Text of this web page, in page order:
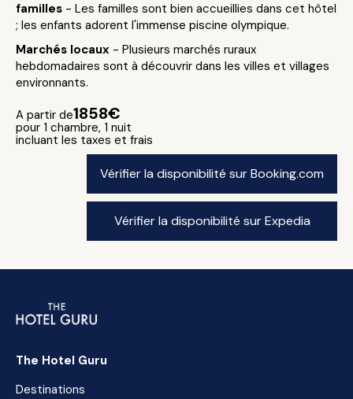
familles - Les familles sont bien accueillies dans cet hôtel
; les enfants adorent l'immense piscine olympique.
Marchés locaux - Plusieurs marchés ruraux
hebdomadaires sont à découvrir dans les villes et villages
environnants.
A partir de1858€
pour 1 chambre, 1 nuit
incluant les taxes et frais
Vérifier la disponibilité sur Booking.com
Vérifier la disponibilité sur Expedia
The Hotel Guru
Destinations